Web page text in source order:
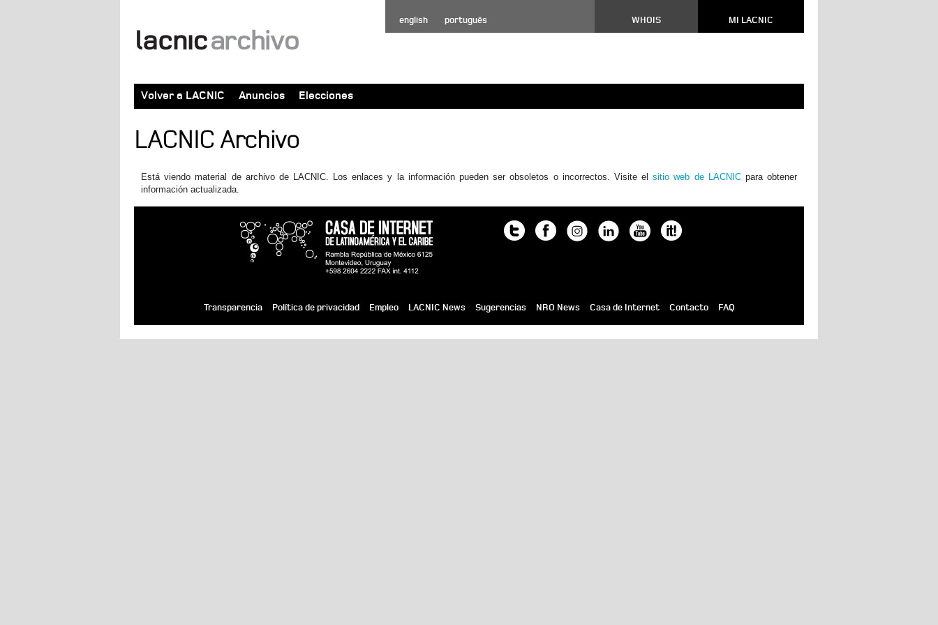
english português WHOIS MI LACNIC
Volver a LACNIC Anuncios Elecciones
LACNIC Archivo
Está viendo material de archivo de LACNIC. Los enlaces y la información pueden ser obsoletos o incorrectos. Visite elsitio web de LACNICpara obtener
información actualizada.
Transparencia Política de privacidad Empleo LACNIC News Sugerencias NRO News Casa de Internet Contacto FAQ